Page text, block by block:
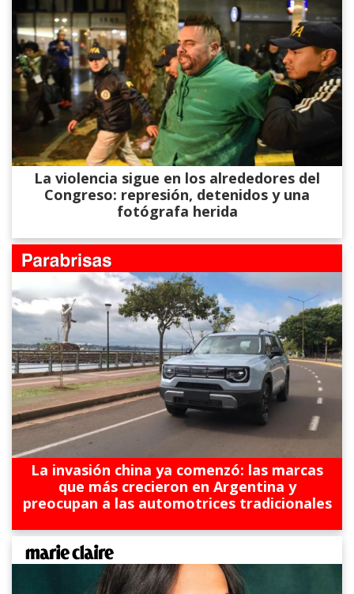
La violencia sigue en los alrededores del
Congreso: represión, detenidos y una
fotógrafa herida
La invasión china ya comenzó: las marcas
que más crecieron en Argentina y
preocupan a las automotrices tradicionales